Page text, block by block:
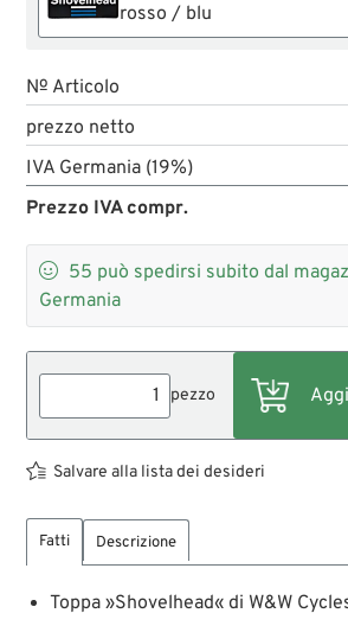
rosso / blu
№ Articolo
prezzo netto
IVA Germania (19%)
Prezzo IVA compr.
 55 può spedirsi subito dal
Germania
pezzo
Salvare alla lista dei desideri
Fatti Descrizione
Toppa »Shovelhead« di W&W